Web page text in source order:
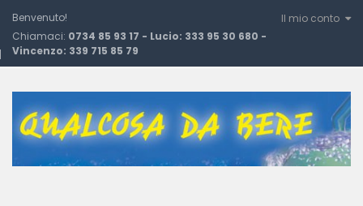
Il mio conto
Benvenuto!
Chiamaci: 0734 85 93 17 - Lucio: 333 95 30 680 -
Vincenzo: 339 715 85 79